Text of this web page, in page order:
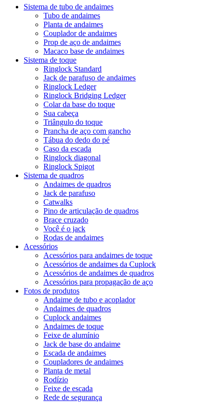
Sistema de tubo de andaimes
Tubo de andaimes
Planta de andaimes
Couplador de andaimes
Prop de aço de andaimes
Macaco base de andaimes
Sistema de toque
Ringlock Standard
Jack de parafuso de andaimes
Ringlock Ledger
Ringlock Bridging Ledger
Colar da base do toque
Sua cabeça
Triângulo do toque
Prancha de aço com gancho
Tábua do dedo do pé
Caso da escada
Ringlock diagonal
Ringlock Spigot
Sistema de quadros
Andaimes de quadros
Jack de parafuso
Catwalks
Pino de articulação de quadros
Brace cruzado
Você é o jack
Rodas de andaimes
Acessórios
Acessórios para andaimes de toque
Acessórios de andaimes da Cuplock
Acessórios de andaimes de quadros
Acessórios para propagação de aço
Fotos de produtos
Andaime de tubo e acoplador
Andaimes de quadros
Cuplock andaimes
Andaimes de toque
Feixe de alumínio
Jack de base do andaime
Escada de andaimes
Coupladores de andaimes
Planta de metal
Rodízio
Feixe de escada
Rede de segurança